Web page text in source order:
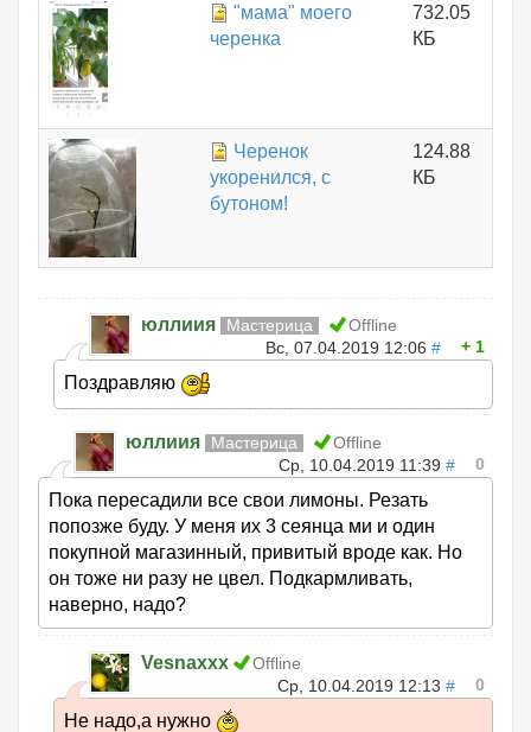
"мама" моего
черенка
732.05
КБ
Черенок
укоренился, с
бутоном!
124.88
КБ
юллиия Мастерица
Offline
Вс, 07.04.2019 12:06 # 1
Поздравляю
юллиия Мастерица
Offline
Ср, 10.04.2019 11:39 # 0
Пока пересадили все свои лимоны. Резать
попозже буду. У меня их 3 сеянца ми и один
покупной магазинный, привитый вроде как. Но
он тоже ни разу не цвел. Подкармливать,
наверно, надо?
Vesnaxxx
Offline
Ср, 10.04.2019 12:13 # 0
Не надо,а нужно